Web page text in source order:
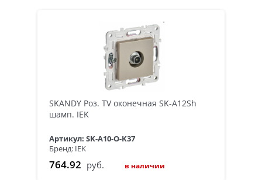
SKANDY Роз. TV оконечная SK-A12Sh
шамп. IEK
Артикул: SK-A10-O-K37
Бренд: IEK
764.92 руб. в наличии